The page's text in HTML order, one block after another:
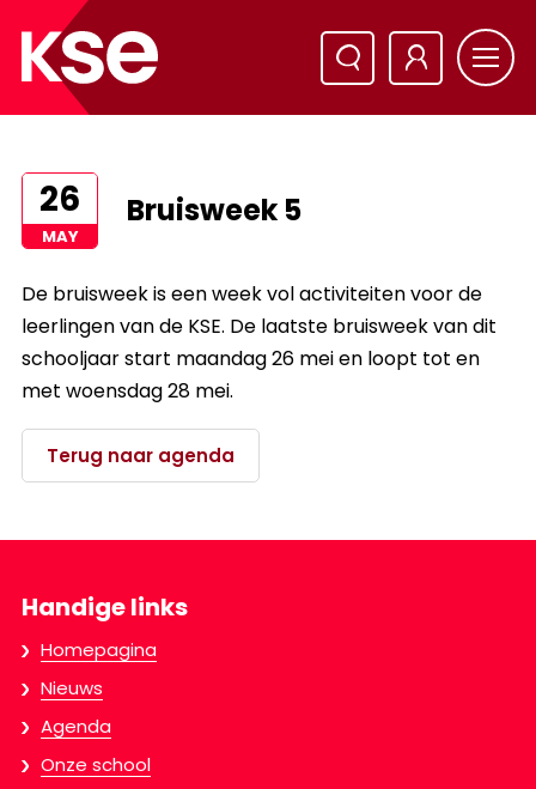
26
MAY
Bruisweek 5
De bruisweek is een week vol activiteiten voor de
leerlingen van de KSE. De laatste bruisweek van dit
schooljaar start maandag 26 mei en loopt tot en
met woensdag 28 mei.
Terug naar agenda
Handige links
Homepagina
Nieuws
Agenda
Onze school